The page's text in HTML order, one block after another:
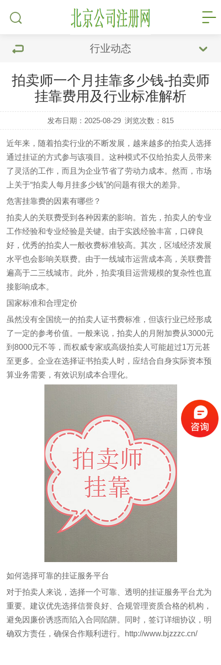
行业动态
拍卖师一个月挂靠多少钱-拍卖师
挂靠费用及行业标准解析
发布日期：2025-08-29 浏览次数：815
近年来，随着拍卖行业的不断发展，越来越多的拍卖人选择
通过挂证的方式参与该项目。这种模式不仅给拍卖人员带来
了灵活的工作，而且为企业节省了劳动力成本。然而，市场
上关于“拍卖人每月挂多少钱”的问题有很大的差异。
危害挂靠费的因素有哪些？
拍卖人的关联费受到各种因素的影响。首先，拍卖人的专业
工作经验和专业经验是关键。由于实践经验丰富，口碑良
好，优秀的拍卖人一般收费标准较高。其次，区域经济发展
水平也会影响关联费。由于一线城市运营成本高，关联费普
遍高于二三线城市。此外，拍卖项目运营规模的复杂性也直
接影响成本。
国家标准和合理定价
虽然没有全国统一的拍卖人证书费标准，但该行业已经形成
了一定的参考价值。一般来说，拍卖人的月附加费从3000元
到8000元不等，而权威专家或高级拍卖人可能超过1万元甚
至更多。企业在选择证书拍卖人时，应结合自身实际资本预
算业务需要，有效识别成本合理化。
如何选择可靠的挂证服务平台
对于拍卖人来说，选择一个可靠、透明的挂证服务平台尤为
重要。建议优先选择信誉良好、合规管理资质合格的机构，
避免因廉价诱惑而陷入合同陷阱。同时，签订详细协议，明
确双方责任，确保合作顺利进行。 http://www.bjzzzc.cn/